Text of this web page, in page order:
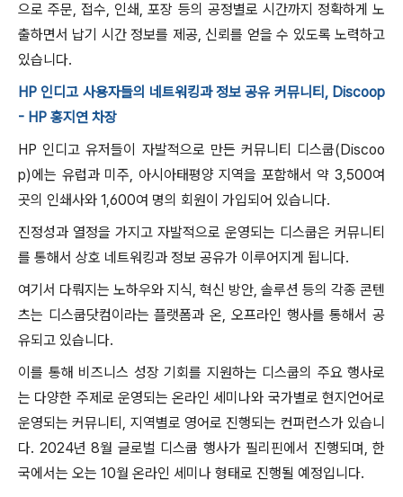
으로 주문, 접수, 인쇄, 포장 등의 공정별로 시간까지 정확하게 노
출하면서 납기 시간 정보를 제공, 신뢰를 얻을 수 있도록 노력하고
있습니다.
HP 인디고 사용자들의 네트워킹과 정보 공유 커뮤니티, Discoop
- HP 홍지연 차장
HP 인디고 유저들이 자발적으로 만든 커뮤니티 디스쿱(Discoo
p)에는 유럽과 미주, 아시아태평양 지역을 포함해서 약 3,500여
곳의 인쇄사와 1,600여 명의 회원이 가입되어 있습니다.
진정성과 열정을 가지고 자발적으로 운영되는 디스쿱은 커뮤니티
를 통해서 상호 네트워킹과 정보 공유가 이루어지게 됩니다.
여기서 다뤄지는 노하우와 지식, 혁신 방안, 솔루션 등의 각종 콘텐
츠는 디스쿱닷컴이라는 플랫폼과 온, 오프라인 행사를 통해서 공
유되고 있습니다.
이를 통해 비즈니스 성장 기회를 지원하는 디스쿱의 주요 행사로
는 다양한 주제로 운영되는 온라인 세미나와 국가별로 현지언어로
운영되는 커뮤니티, 지역별로 영어로 진행되는 컨퍼런스가 있습니
다. 2024년 8월 글로벌 디스쿱 행사가 필리핀에서 진행되며, 한
국에서는 오는 10월 온라인 세미나 형태로 진행될 예정입니다.